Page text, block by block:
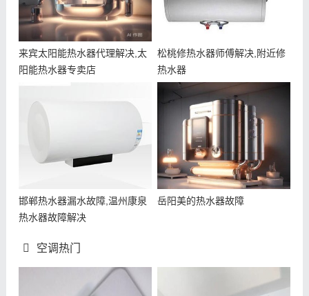
来宾太阳能热水器代理解决,太
阳能热水器专卖店
松桃修热水器师傅解决,附近修
热水器
邯郸热水器漏水故障,温州康泉
热水器故障解决
岳阳美的热水器故障
空调热门